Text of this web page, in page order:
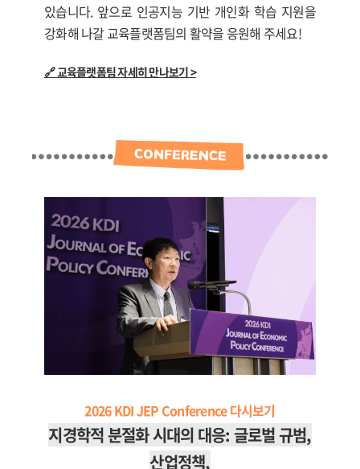
있습니다. 앞으로 인공지능 기반 개인화 학습 지원을
강화해 나갈 교육플랫폼팀의 활약을 응원해 주세요!
🔗 교육플랫폼팀 자세히 만나보기 >
2026 KDI JEP Conference 다시보기
지경학적 분절화 시대의 대응: 글로벌 규범,
산업정책,